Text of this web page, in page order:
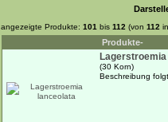
angezeigte Produkte: 101 bis 112 (von 112
Produkte-
(30 Korn)
Beschreibung